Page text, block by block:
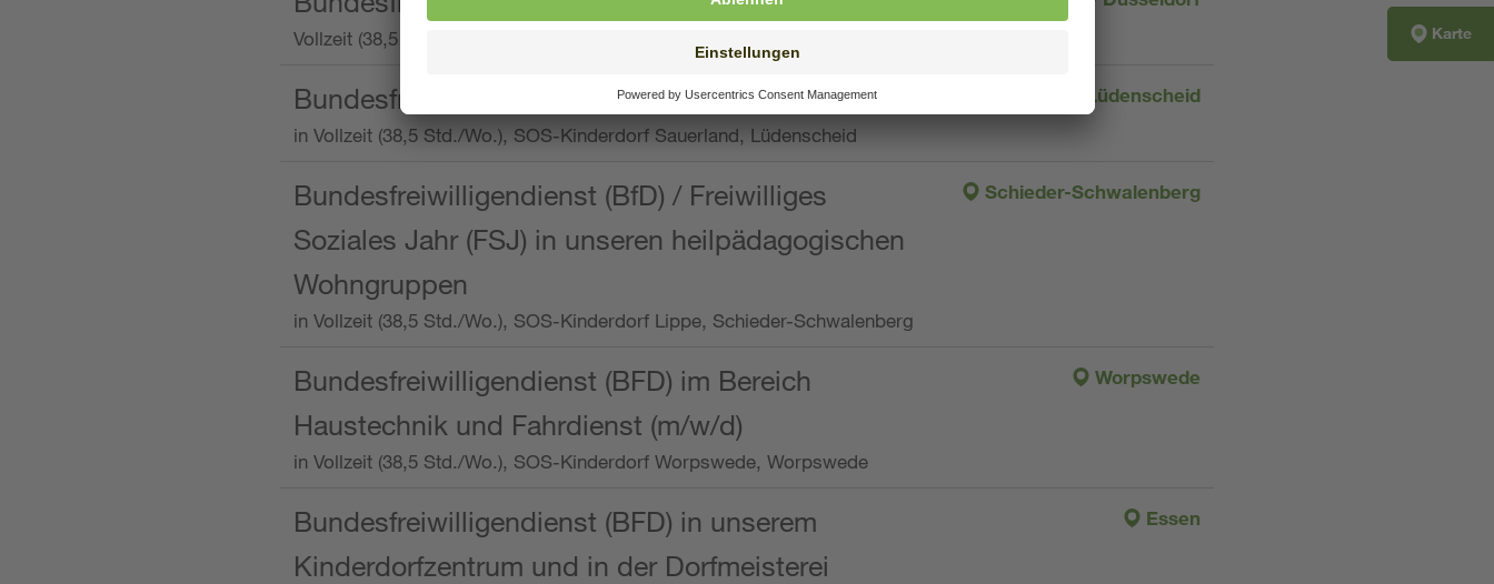
Vollzeit (38,5 Stunden pro Woche), SOS-Kinderdorf Düsseldorf
Bundesfreiwilligendienst
in Vollzeit (38,5 Std./Wo.), SOS-Kinderdorf Sauerland, Lüdenscheid
Lüdenscheid
Bundesfreiwilligendienst (BfD) / Freiwilliges
Soziales Jahr (FSJ) in unseren heilpädagogischen
Wohngruppen
in Vollzeit (38,5 Std./Wo.), SOS-Kinderdorf Lippe, Schieder-Schwalenberg
Schieder-Schwalenberg
Bundesfreiwilligendienst (BFD) im Bereich
Haustechnik und Fahrdienst (m/w/d)
in Vollzeit (38,5 Std./Wo.), SOS-Kinderdorf Worpswede, Worpswede
Worpswede
Bundesfreiwilligendienst (BFD) in unserem
Kinderdorfzentrum und in der Dorfmeisterei
Essen
Karte